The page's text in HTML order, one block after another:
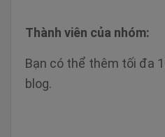
Thành viên của nhóm:
Bạn có thể thêm tối đa
blog.